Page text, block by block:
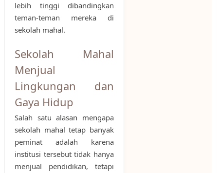
lebih tinggi dibandingkan
teman-teman mereka di
sekolah mahal.
Sekolah Mahal
Menjual
Lingkungan dan
Gaya Hidup
Salah satu alasan mengapa
sekolah mahal tetap banyak
peminat adalah karena
institusi tersebut tidak hanya
menjual pendidikan, tetapi